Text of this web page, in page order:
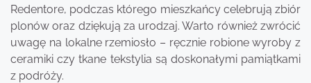
Redentore, podczas którego mieszkańcy celebrują zbiór
plonów oraz dziękują za urodzaj. Warto również zwrócić
uwagę na lokalne rzemiosło – ręcznie robione wyroby z
ceramiki czy tkane tekstylia są doskonałymi pamiątkami
z podróży.